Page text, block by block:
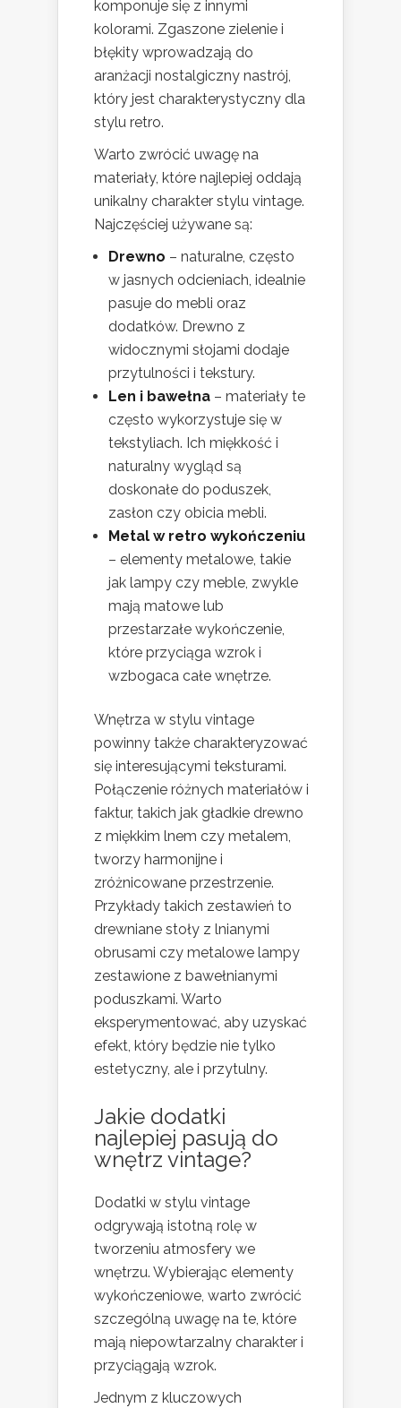
komponuje się z innymi
kolorami. Zgaszone zielenie i
błękity wprowadzają do
aranżacji nostalgiczny nastrój,
który jest charakterystyczny dla
stylu retro.
Warto zwrócić uwagę na
materiały, które najlepiej oddają
unikalny charakter stylu vintage.
Najczęściej używane są:
Drewno – naturalne, często
w jasnych odcieniach, idealnie
pasuje do mebli oraz
dodatków. Drewno z
widocznymi słojami dodaje
przytulności i tekstury.
Len i bawełna – materiały te
często wykorzystuje się w
tekstyliach. Ich miękkość i
naturalny wygląd są
doskonałe do poduszek,
zasłon czy obicia mebli.
Metal w retro wykończeniu
– elementy metalowe, takie
jak lampy czy meble, zwykle
mają matowe lub
przestarzałe wykończenie,
które przyciąga wzrok i
wzbogaca całe wnętrze.
Wnętrza w stylu vintage
powinny także charakteryzować
się interesującymi teksturami.
Połączenie różnych materiałów i
faktur, takich jak gładkie drewno
z miękkim lnem czy metalem,
tworzy harmonijne i
zróżnicowane przestrzenie.
Przykłady takich zestawień to
drewniane stoły z lnianymi
obrusami czy metalowe lampy
zestawione z bawełnianymi
poduszkami. Warto
eksperymentować, aby uzyskać
efekt, który będzie nie tylko
estetyczny, ale i przytulny.
Jakie dodatki
najlepiej pasują do
wnętrz vintage?
Dodatki w stylu vintage
odgrywają istotną rolę w
tworzeniu atmosfery we
wnętrzu. Wybierając elementy
wykończeniowe, warto zwrócić
szczególną uwagę na te, które
mają niepowtarzalny charakter i
przyciągają wzrok.
Jednym z kluczowych